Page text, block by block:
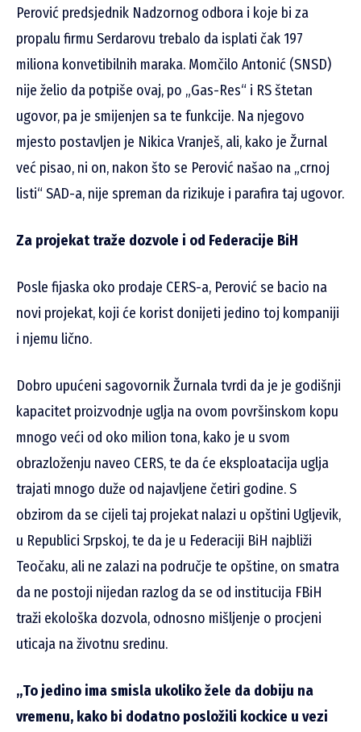
Perović predsjednik Nadzornog odbora i koje bi za
propalu firmu Serdarovu trebalo da isplati čak 197
miliona konvetibilnih maraka. Momčilo Antonić (SNSD)
nije želio da potpiše ovaj, po „Gas-Res“ i RS štetan
ugovor, pa je smijenjen sa te funkcije. Na njegovo
mjesto postavljen je Nikica Vranješ, ali, kako je Žurnal
već pisao, ni on, nakon što se Perović našao na „crnoj
listi“ SAD-a, nije spreman da rizikuje i parafira taj ugovor.
Za projekat traže dozvole i od Federacije BiH
Posle fijaska oko prodaje CERS-a, Perović se bacio na
novi projekat, koji će korist donijeti jedino toj kompaniji
i njemu lično.
Dobro upućeni sagovornik Žurnala tvrdi da je je godišnji
kapacitet proizvodnje uglja na ovom površinskom kopu
mnogo veći od oko milion tona, kako je u svom
obrazloženju naveo CERS, te da će eksploatacija uglja
trajati mnogo duže od najavljene četiri godine. S
obzirom da se cijeli taj projekat nalazi u opštini Ugljevik,
u Republici Srpskoj, te da je u Federaciji BiH najbliži
Teočaku, ali ne zalazi na područje te opštine, on smatra
da ne postoji nijedan razlog da se od institucija FBiH
traži ekološka dozvola, odnosno mišljenje o procjeni
uticaja na životnu sredinu.
„To jedino ima smisla ukoliko žele da dobiju na
vremenu, kako bi dodatno posložili kockice u vezi